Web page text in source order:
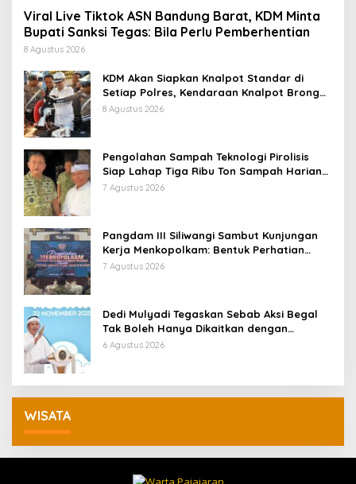
Viral Live Tiktok ASN Bandung Barat, KDM Minta
Bupati Sanksi Tegas: Bila Perlu Pemberhentian
8 Agustus 2026
KDM Akan Siapkan Knalpot Standar di
Setiap Polres, Kendaraan Knalpot Brong
Tertangkap Langsung Ganti
8 Agustus 2026
Pengolahan Sampah Teknologi Pirolisis
Siap Lahap Tiga Ribu Ton Sampah Harian
Jawa Barat
7 Agustus 2026
Pangdam III Siliwangi Sambut Kunjungan
Kerja Menkopolkam: Bentuk Perhatian
Pemerintah
7 Agustus 2026
Dedi Mulyadi Tegaskan Sebab Aksi Begal
Tak Boleh Hanya Dikaitkan dengan
Ekonomi
6 Agustus 2026
WISATA